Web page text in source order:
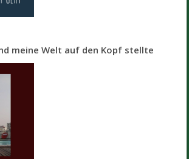
meine Welt auf den Kopf stellte